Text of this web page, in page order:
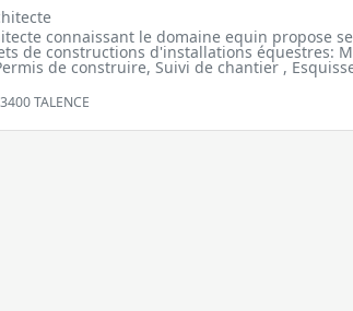
connaissant le domaine equin propose
de constructions d'installations équestres:
de construire, Suivi de chantier ,
TALENCE